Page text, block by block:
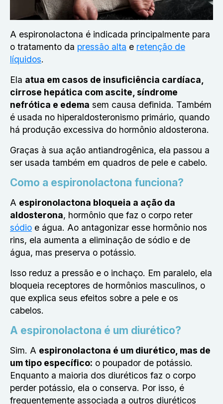
A espironolactona é indicada principalmente para
o tratamento da pressão alta e retenção de
líquidos.
Ela atua em casos de insuficiência cardíaca,
cirrose hepática com ascite, síndrome
nefrótica e edema sem causa definida. Também
é usada no hiperaldosteronismo primário, quando
há produção excessiva do hormônio aldosterona.
Graças à sua ação antiandrogênica, ela passou a
ser usada também em quadros de pele e cabelo.
Como a espironolactona funciona?
A espironolactona bloqueia a ação da
aldosterona, hormônio que faz o corpo reter
sódio e água. Ao antagonizar esse hormônio nos
rins, ela aumenta a eliminação de sódio e de
água, mas preserva o potássio.
Isso reduz a pressão e o inchaço. Em paralelo, ela
bloqueia receptores de hormônios masculinos, o
que explica seus efeitos sobre a pele e os
cabelos.
A espironolactona é um diurético?
Sim. A espironolactona é um diurético, mas de
um tipo específico: o poupador de potássio.
Enquanto a maioria dos diuréticos faz o corpo
perder potássio, ela o conserva. Por isso, é
frequentemente associada a outros diuréticos